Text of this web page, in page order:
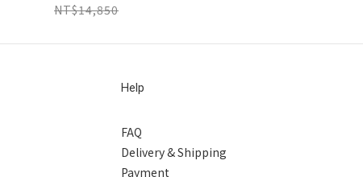
NT$14,850
Help
FAQ
Delivery & Shipping
Payment